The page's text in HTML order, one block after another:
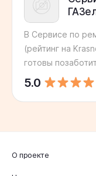
В Сервисе по
(рейтинг на
готовы
вашего авто. К
компании можно
вами были
проблемы с
ощутимо хуже
5.0
О проекте